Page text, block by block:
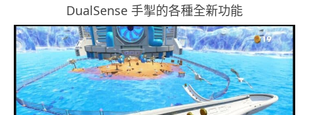
DualSense 手掣的各種全新功能